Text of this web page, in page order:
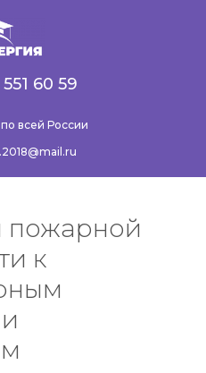
всей России
60 59
пожарной
к